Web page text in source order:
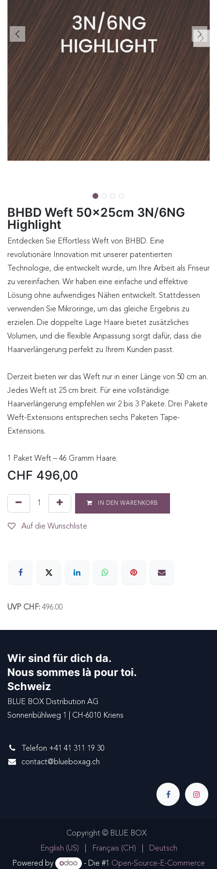
BHBD Weft 50x25cm 3N/6NG
Highlight
Entdecken Sie Effortless Weft von BHBD. Eine
revolutionäre Innovation mit unserer patentierten
Technologie, die entwickelt wurde, um Ihre Arbeit als Friseur
zu vereinfachen. Wir haben eine einfache und effektive
Lösung ohne aufwendiges Nähen entwickelt. Stattdessen
verwenden Sie Mikroringe, um das gleiche Ergebnis zu
erzielen. Die doppelte Lage Haare bietet zusätzliches
Volumen, und die flexible Anpassung sorgt dafür, dass die
Haarverlängerung perfekt zu Ihrem Kunden passt.
Derzeit bieten wir das Weft nur in einer Länge von 50 cm an.
Jedes Weft ist 25 cm breit. Für eine vollständige
Haarverlängerung empfehlen wir 2 bis 3 Pakete. Drei Pakete
Weft-Extensions entsprechen sechs Paketen Tape-
Extensions.
1 Paket Weft – 46 Gramm Haare.
CHF 496,00
IN DEN WARENKORB
Auf die Wunschliste
UVP CHF: 496.00
Wir sind für dich da.
Nous sommes là pour toi.
Schweiz
BLUE BOX Distribution AG
Sonnenbühlweg 1 | CH-6010 Kriens
Telefon +41 41 311 19 30
contact@blueboxag.ch
Copyright © BLUE BOX
English (US)
Français (CH)
Deutsch
Powered by
- Die #1 Open-Source-E-Commerce